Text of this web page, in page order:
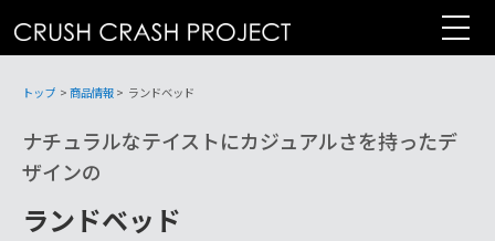
テ
トップ > 商品情報> ランドベッド
ナチュラルなテイストにカジュアルさを持ったデ
ザインの
ランドベッド